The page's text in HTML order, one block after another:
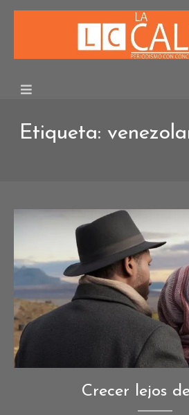
Skip
Etiqueta:
Imagen creada
Crecer lejos